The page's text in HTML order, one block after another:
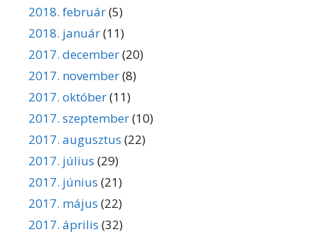
2018. február(5)
2018. január(11)
2017. december(20)
2017. november(8)
2017. október(11)
2017. szeptember(10)
2017. augusztus (22)
2017. július (29)
2017. június (21)
2017. május (22)
2017. április (32)